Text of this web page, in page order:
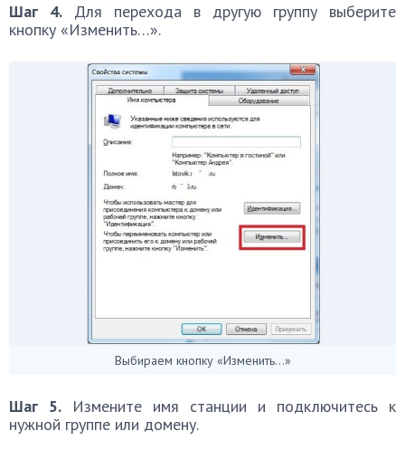
Шаг 4. Для перехода в другую группу выберите
кнопку «Изменить…».
Выбираем кнопку «Изменить…»
Шаг 5. Измените имя станции и подключитесь к
нужной группе или домену.